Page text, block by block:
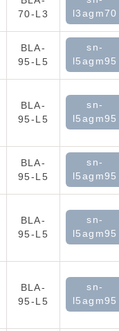
70-L3
l3agm70
BLA-
95-L5
sn-
l5agm95
BLA-
95-L5
sn-
l5agm95
BLA-
95-L5
sn-
l5agm95
BLA-
95-L5
sn-
l5agm95
BLA-
95-L5
sn-
l5agm95